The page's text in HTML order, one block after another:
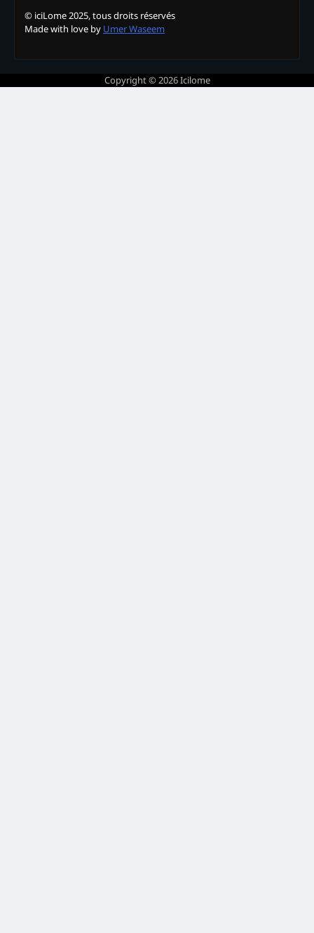
© iciLome 2025, tous droits réservés
Made with love by Umer Waseem
Copyright © 2026Icilome